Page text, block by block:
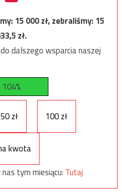
15 000zł, zebraliśmy:15
zł.
dalszego wsparcia naszej
104%
50 zł 100 zł
kwota
tym miesiącu: Tutaj